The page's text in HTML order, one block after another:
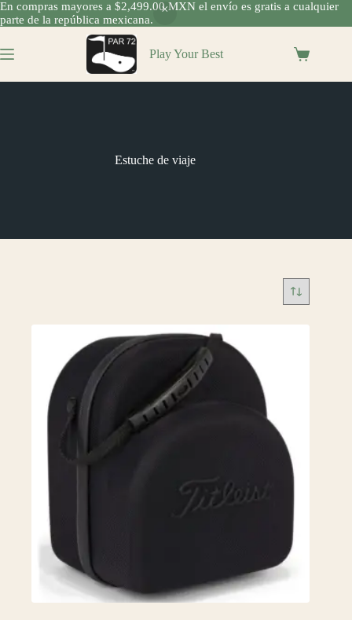
En compras mayores a $2,499.00 MXN el envío es gratis a cualquier
parte de la república mexicana.
al
contenido
Play Your Best
Shopping
Estuche de viaje